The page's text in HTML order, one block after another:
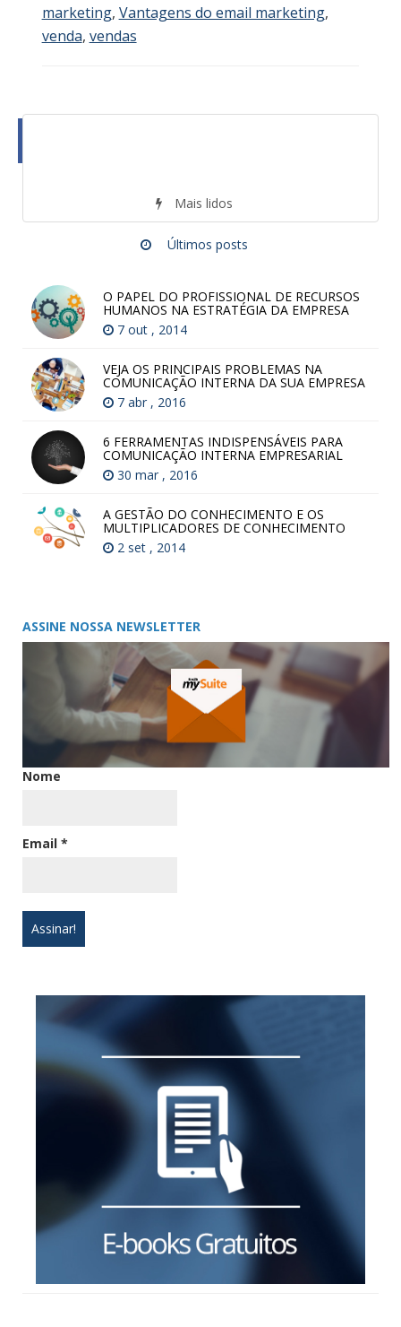
marketing, Vantagens do email marketing,
venda, vendas
Mais lidos
Últimos posts
O PAPEL DO PROFISSIONAL DE RECURSOS
HUMANOS NA ESTRATÉGIA DA EMPRESA
7 out , 2014
VEJA OS PRINCIPAIS PROBLEMAS NA
COMUNICAÇÃO INTERNA DA SUA EMPRESA
7 abr , 2016
6 FERRAMENTAS INDISPENSÁVEIS PARA
COMUNICAÇÃO INTERNA EMPRESARIAL
30 mar , 2016
A GESTÃO DO CONHECIMENTO E OS
MULTIPLICADORES DE CONHECIMENTO
2 set , 2014
ASSINE NOSSA NEWSLETTER
Nome
Email *